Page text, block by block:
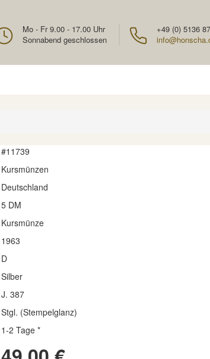
+49 (0) 5136
Mo - Fr 9.00 - 17.00 Uhr
Sonnabend geschlossen
#11739
Kursmünzen
Deutschland
5 DM
Kursmünze
1963
D
Silber
J. 387
Stgl. (Stempelglanz)
1-2 Tage *